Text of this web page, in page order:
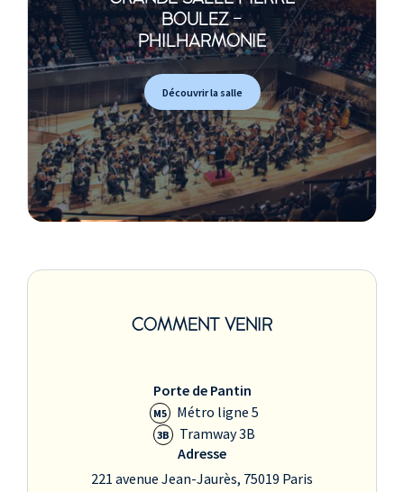
BOULEZ -
PHILHARMONIE
Découvrir la salle
COMMENT VENIR
Porte de Pantin
M5 Métro ligne 5
3B
Tramway 3B
Adresse
221 avenue Jean-Jaurès, 75019 Paris